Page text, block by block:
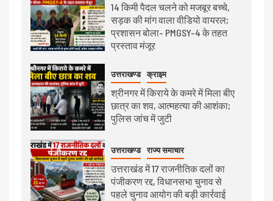
14 किमी पैदल चलने को मजबूर बच्चे,
सड़क की मांग वाला वीडियो वायरल;
प्रशासन बोला- PMGSY-4 के तहत
प्रस्ताव मंजूर
उत्तराखण्ड क्राइम
श्रीनगर में किराये के कमरे में मिला बीए
छात्र का शव, आत्महत्या की आशंका;
पुलिस जांच में जुटी
उत्तराखण्ड राज्य समाचार
उत्तराखंड में 17 राजनीतिक दलों का
पंजीकरण रद्द, विधानसभा चुनाव से
पहले चुनाव आयोग की बड़ी कार्रवाई